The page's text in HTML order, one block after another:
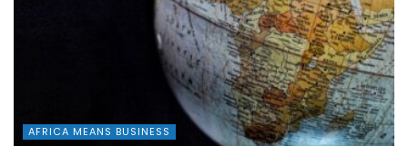
AFRICA MEANS BUSINESS